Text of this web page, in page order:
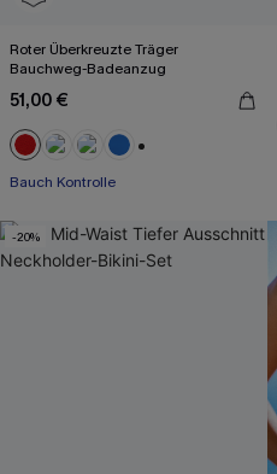
Roter Überkreuzte Träger
Bauchweg-Badeanzug
51,00 €
Bauch Kontrolle
-20%